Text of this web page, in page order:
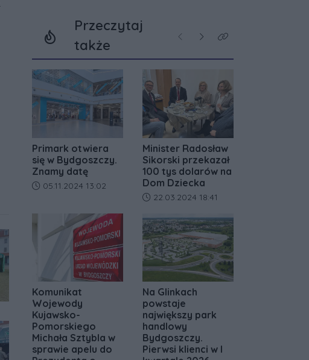
Przeczytaj
także
Poprzednie
NastępneKliknij aby zobaczyć
Primark otwiera
się w Bydgoszczy.
Znamy datę
Data dodania artykułu:
05.11.2024 13:02
Minister Radosław
Sikorski przekazał
100 tys dolarów na
Dom Dziecka
Data dodania artykułu:
22.03.2024 18:41
Komunikat
Wojewody
Kujawsko-
Pomorskiego
Michała Sztybla w
sprawie apelu do
Na Glinkach
powstaje
największy park
handlowy
Bydgoszczy.
Pierwsi klienci w I